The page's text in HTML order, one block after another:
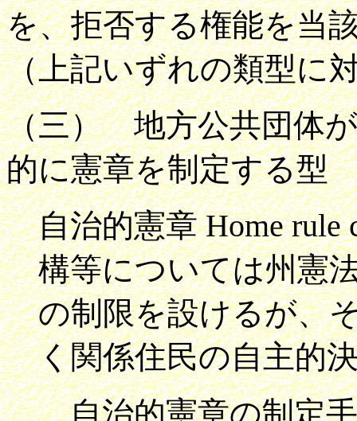
を、拒否する権能を当
（上記いずれの類型に
（三） 地方公共団体
的に憲章を制定する型
自治的憲章 Home
構等については州憲
の制限を設けるが、
く関係住民の自主的
自治的憲章の制定手